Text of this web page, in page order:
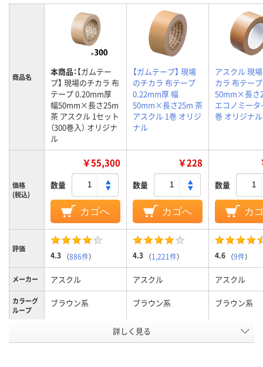
商品名 本商品：【ガムテー
プ】 現場のチカラ 布
テープ 0.20mm厚
幅50mm×長さ25m
茶 アスクル 1セット
（300巻入） オリジナ
ル
【ガムテープ】 現場
のチカラ 布テープ
0.22mm厚 幅
50mm×長さ25m 茶
アスクル 1巻 オリジ
ナル
アスクル 現
カラ 布テー
50mm×長
エコノミータ
巻 オリジナル
価格
(税込)
￥55,300
数量
カゴへ
￥228
数量
カゴへ
数量
カ
評価
4.3 （886件） 4.3 （1,221件） 4.6 （9件）
メーカー アスクル アスクル アスクル
カラーグ
ループ
ブラウン系 ブラウン系 ブラウン系
手で切れる
詳しく見る